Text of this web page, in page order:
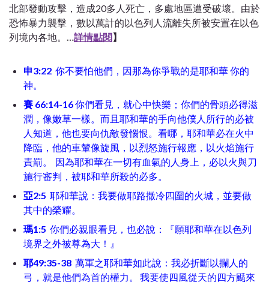
北部發動攻擊，造成20多人死亡，多處地區遭受破壞。由於
恐怖暴力襲擊，數以萬計的以色列人流離失所被安置在以色
列境內各地。⁣
詳情點閱】
⁣申3:22 ⁣ 你不要怕他們，因那為你爭戰的是耶和華 你的
神。
賽 66:14-16你們看見，就心中快樂；你們的骨頭必得滋
潤，像嫩草一樣。而且耶和華的手向他僕人所行的必被
人知道，他也要向仇敵發惱恨。看哪，耶和華必在火中
降臨，他的車輦像旋風，以烈怒施行報應，以火焰施行
責罰。
因為耶和華在一切有血氣的人身上，必以火與刀
施行審判，被耶和華所殺的必多。
亞2:5 耶和華說：我要做耶路撒冷四圍的火城，並要做
其中的榮耀。
瑪1:5 你們必親眼看見，也必說：『願耶和華在以色列
境界之外被尊為大！』
耶49:35-38 萬軍之耶和華如此說：我必折斷以攔 人的
弓，就是他們為首的權力。
我要使四風從天的四方颳來